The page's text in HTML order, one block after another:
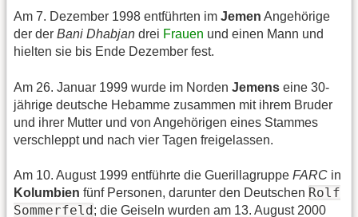
Am 7. Dezember 1998 entführten im Jemen Angehörige
der der Bani Dhabjan drei Frauen und einen Mann und
hielten sie bis Ende Dezember fest.
Am 26. Januar 1999 wurde im Norden Jemens eine 30-
jährige deutsche Hebamme zusammen mit ihrem Bruder
und ihrer Mutter und von Angehörigen eines Stammes
verschleppt und nach vier Tagen freigelassen.
Am 10. August 1999 entführte die Guerillagruppe FARC in
Kolumbien fünf Personen, darunter den Deutschen Rolf
Sommerfeld; die Geiseln wurden am 13. August 2000